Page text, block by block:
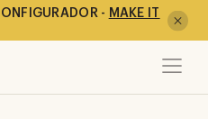
- MAKE IT